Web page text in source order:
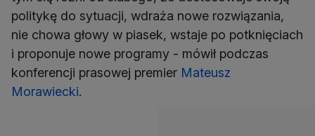
politykę do sytuacji, wdraża nowe rozwiązania,
nie chowa głowy w piasek, wstaje po potknięciach
i proponuje nowe programy - mówił podczas
konferencji prasowej premier Mateusz
Morawiecki.